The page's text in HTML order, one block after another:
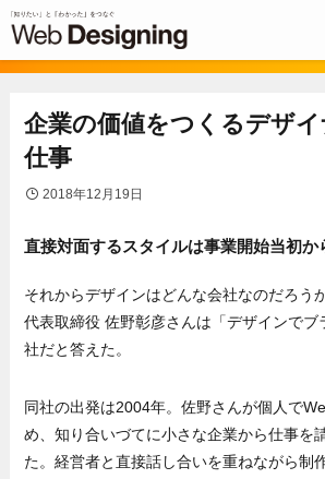
企業の価値をつくるデザイ
仕事
2018年12月19日
直接対面するスタイルは事業開始当初か
それからデザインはどんな会社なのだろう
代表取締役 佐野彰彦さんは「デザインでブ
社だと答えた。
同社の出発は2004年。佐野さんが個人で
め、知り合いづてに小さな企業から仕事を
た。経営者と直接話し合いを重ねながら制